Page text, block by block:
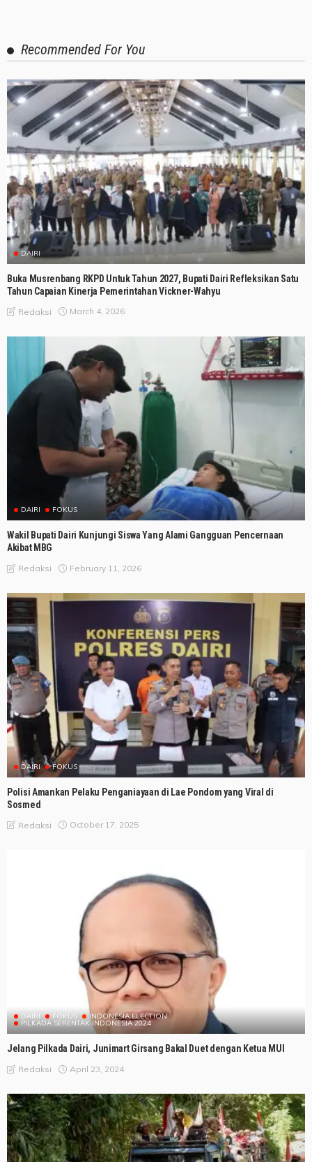
Recommended For You
DAIRI
Buka Musrenbang RKPD Untuk Tahun 2027, Bupati Dairi Refleksikan Satu
Tahun Capaian Kinerja Pemerintahan Vickner-Wahyu
Redaksi March 4, 2026
DAIRI FOKUS
Wakil Bupati Dairi Kunjungi Siswa Yang Alami Gangguan Pencernaan
Akibat MBG
Redaksi February 11, 2026
DAIRI FOKUS
Polisi Amankan Pelaku Penganiayaan di Lae Pondom yang Viral di
Sosmed
Redaksi October 17, 2025
DAIRI FOKUS INDONESIA ELECTION
PILKADA SERENTAK INDONESIA 2024
Jelang Pilkada Dairi, Junimart Girsang Bakal Duet dengan Ketua MUI
Redaksi April 23, 2024